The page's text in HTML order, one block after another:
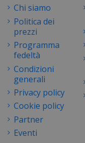
Chi siamo
Politica dei
prezzi
Programma
fedeltà
Condizioni
generali
Privacy policy
Cookie policy
Partner
Eventi